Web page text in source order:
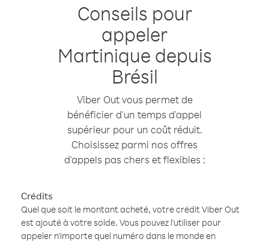
Conseils pour
appeler
Martinique depuis
Brésil
Viber Out vous permet de
bénéficier d'un temps d'appel
supérieur pour un coût réduit.
Choisissez parmi nos offres
d'appels pas chers et flexibles :
Crédits
Quel que soit le montant acheté, votre crédit Viber Out
est ajouté à votre solde. Vous pouvez l'utiliser pour
appeler n'importe quel numéro dans le monde en